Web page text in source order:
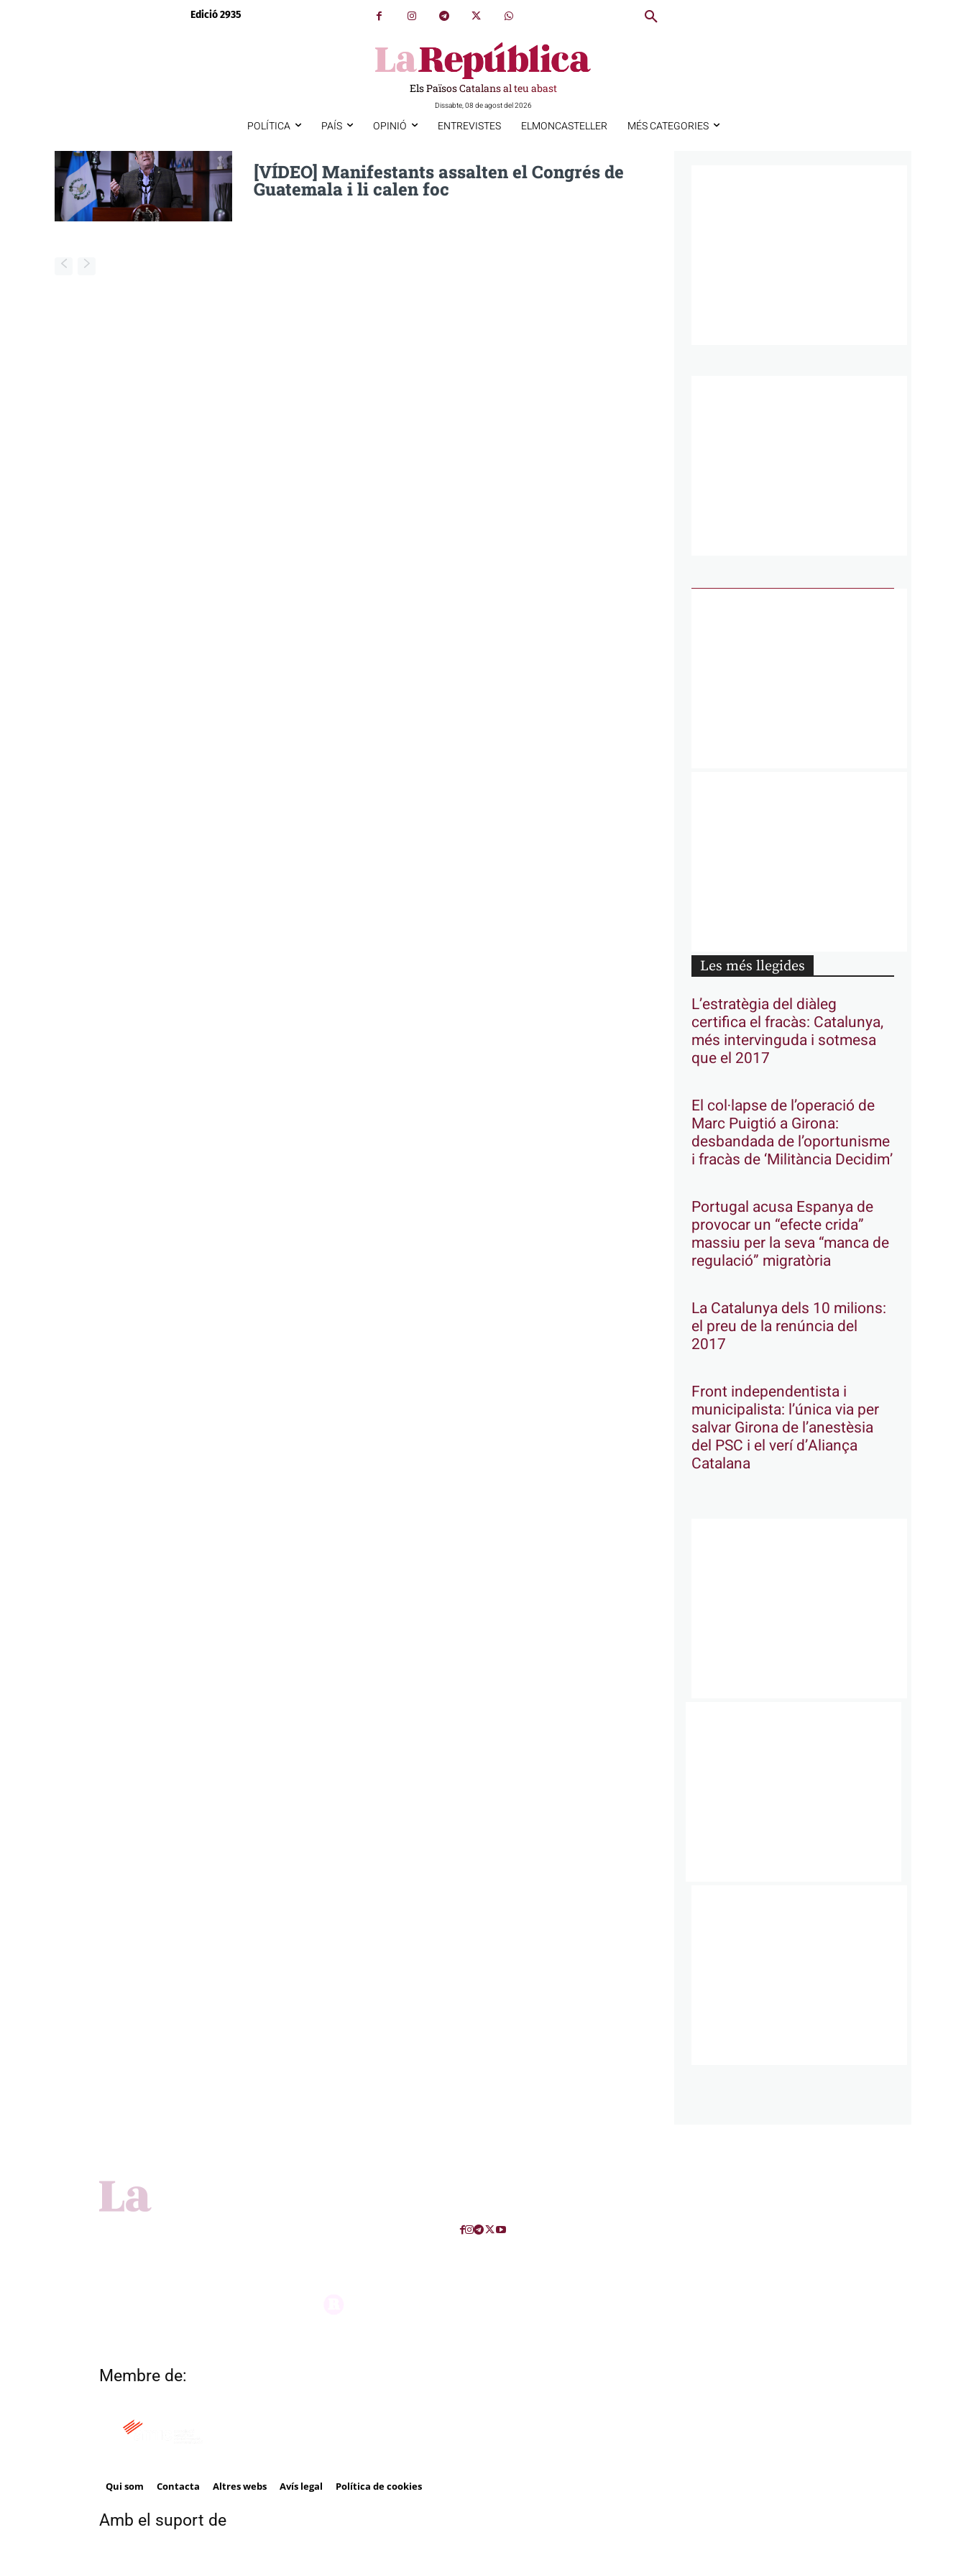
Edició 2935
Els Països Catalans al teu abast
Dissabte, 08 de agost del 2026
POLÍTICA PAÍS OPINIÓ ENTREVISTES ELMONCASTELLER MÉS CATEGORIES
[VÍDEO] Manifestants assalten el Congrés de
Guatemala i li calen foc
Les més llegides
L’estratègia del diàleg
certifica el fracàs: Catalunya,
més intervinguda i sotmesa
que el 2017
El col·lapse de l’operació de
Marc Puigtió a Girona:
desbandada de l’oportunisme
i fracàs de ‘Militància Decidim’
Portugal acusa Espanya de
provocar un “efecte crida”
massiu per la seva “manca de
regulació” migratòria
La Catalunya dels 10 milions:
el preu de la renúncia del
2017
Front independentista i
municipalista: l’única via per
salvar Girona de l’anestèsia
del PSC i el verí d’Aliança
Catalana
Membre de:
Qui som Contacta Altres webs Avís legal Política de cookies
Amb el suport de